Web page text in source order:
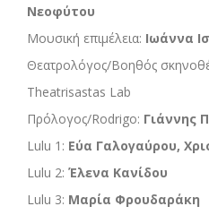
Νεοφύτου
Μουσική επιμέλεια: Ιωάννα
Θεατρολόγος/Βοηθός
Theatrisastas Lab
Πρόλογος/Rodrigo: Γιάννης
Lulu 1: Εύα Γαλογαύρου,
Lulu 2:Έλενα Κανίδου
Lulu 3: Μαρία Φρουδαράκη